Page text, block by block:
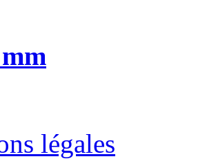
légales